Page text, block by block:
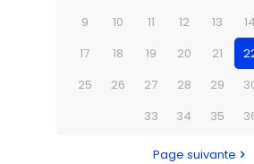
9
10 11 12 13 14
17
18 19 20 21
25
26 27 28 29
33
34 35
Page suivante